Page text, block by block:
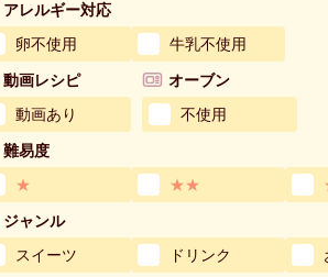
アレルギー対応
卵不使用
牛乳不使用
動画レシピ
動画あり
オーブン
不使用
難易度
★
★★
ジャンル
スイーツ
ドリンク